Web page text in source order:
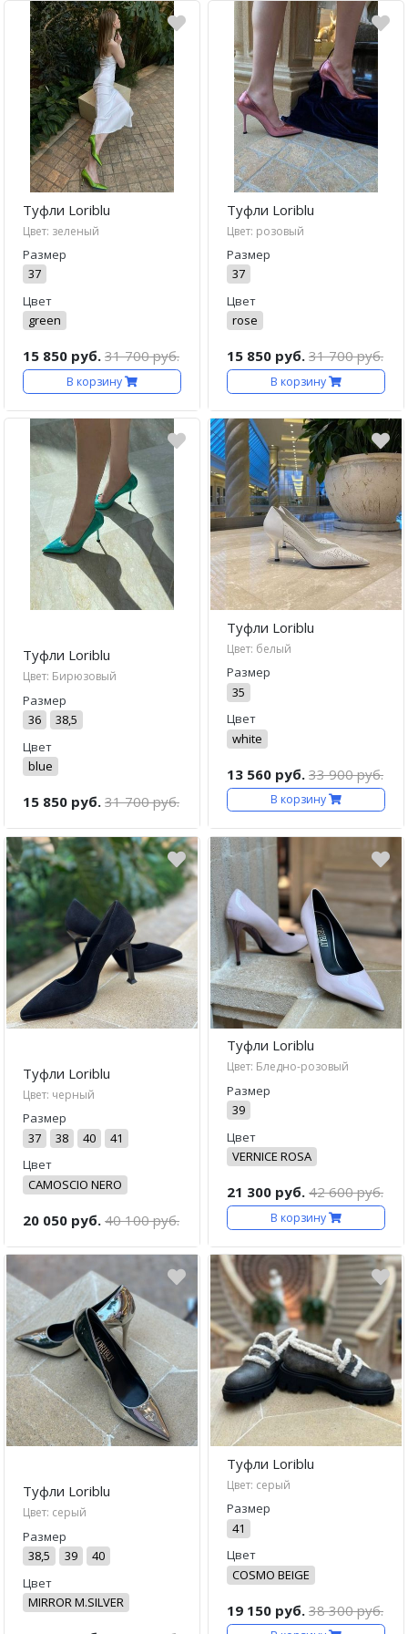
Туфли Loriblu
Цвет: зеленый
Размер
37
Цвет
green
15 850 руб. 31 700 руб.
В корзину
Туфли Loriblu
Цвет: розовый
Размер
37
Цвет
rose
15 850 руб. 31 700 руб.
В корзину
Туфли Loriblu
Цвет: Бирюзовый
Размер
36
38,5
Цвет
blue
15 850 руб. 31 700 руб.
Туфли Loriblu
Цвет: белый
Размер
35
Цвет
white
13 560 руб. 33 900 руб.
В корзину
Туфли Loriblu
Цвет: черный
Размер
37
38 40
41
Цвет
CAMOSCIO NERO
20 050 руб. 40 100 руб.
Туфли Loriblu
Цвет: Бледно-розовый
Размер
39
Цвет
VERNICE ROSA
21 300 руб. 42 600 руб.
В корзину
Туфли Loriblu
Цвет: серый
Размер
38,5
39
40
Цвет
MIRROR M.SILVER
Туфли Loriblu
Цвет: серый
Размер
41
Цвет
COSMO BEIGE
19 150 руб. 38 300 руб.